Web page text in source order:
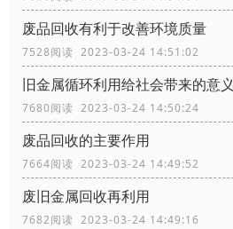
废品回收有利于改善环境质量
7528阅读 2023-03-24 14:51:02
旧金属循环利用给社会带来的意义
7680阅读 2023-03-24 14:50:24
废品回收的主要作用
7664阅读 2023-03-24 14:49:52
废旧金属回收再利用
7682阅读 2023-03-24 14:49:16